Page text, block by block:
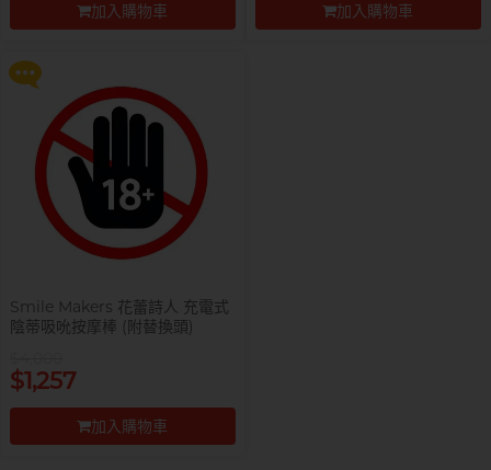
加入購物車
加入購物車
更多優惠
Smile Makers 花蕾詩人 充電式
陰蒂吸吮按摩棒 (附替換頭)
$1,257
加入購物車